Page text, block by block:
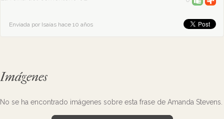
Enviada por Isaías hace 10 años
Imágenes
No se ha encontrado imágenes sobre esta frase de Amanda Stevens.